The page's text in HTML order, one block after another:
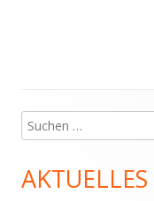
Haupt-
Seitenleiste
Suchen
nach:
AKTUELLES